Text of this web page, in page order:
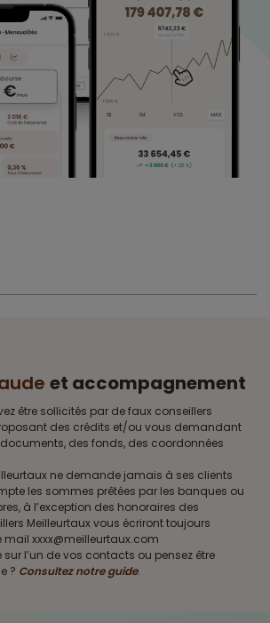
et accompagnement
être sollicités par de faux conseillers
des crédits et/ou vous demandant
des fonds, des coordonnées
ne demande jamais à ses clients
les sommes prêtées par les banques ou
à l’exception des honoraires des
Meilleurtaux vous écriront toujours
xxxx@meilleurtaux.com
l’un de vos contacts ou pensez être
? Consultez notre guide.